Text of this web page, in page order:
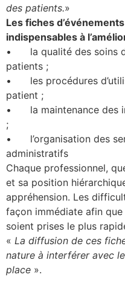
des patients.»
Les fiches
indispensables à
•
la qualité des soins
patients ;
•
les procédures
patient ;
•
la maintenance des
;
•
l’organisation des
administratifs
Chaque professionnel,
et sa position
appréhension. Les
façon immédiate afin
soient prises le plus
« La diffusion de ces
nature à interférer avec
place ».